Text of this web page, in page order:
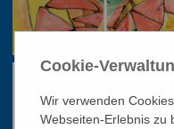
Cookie-
Wir verwenden
Webseiten-Erlebnis zu